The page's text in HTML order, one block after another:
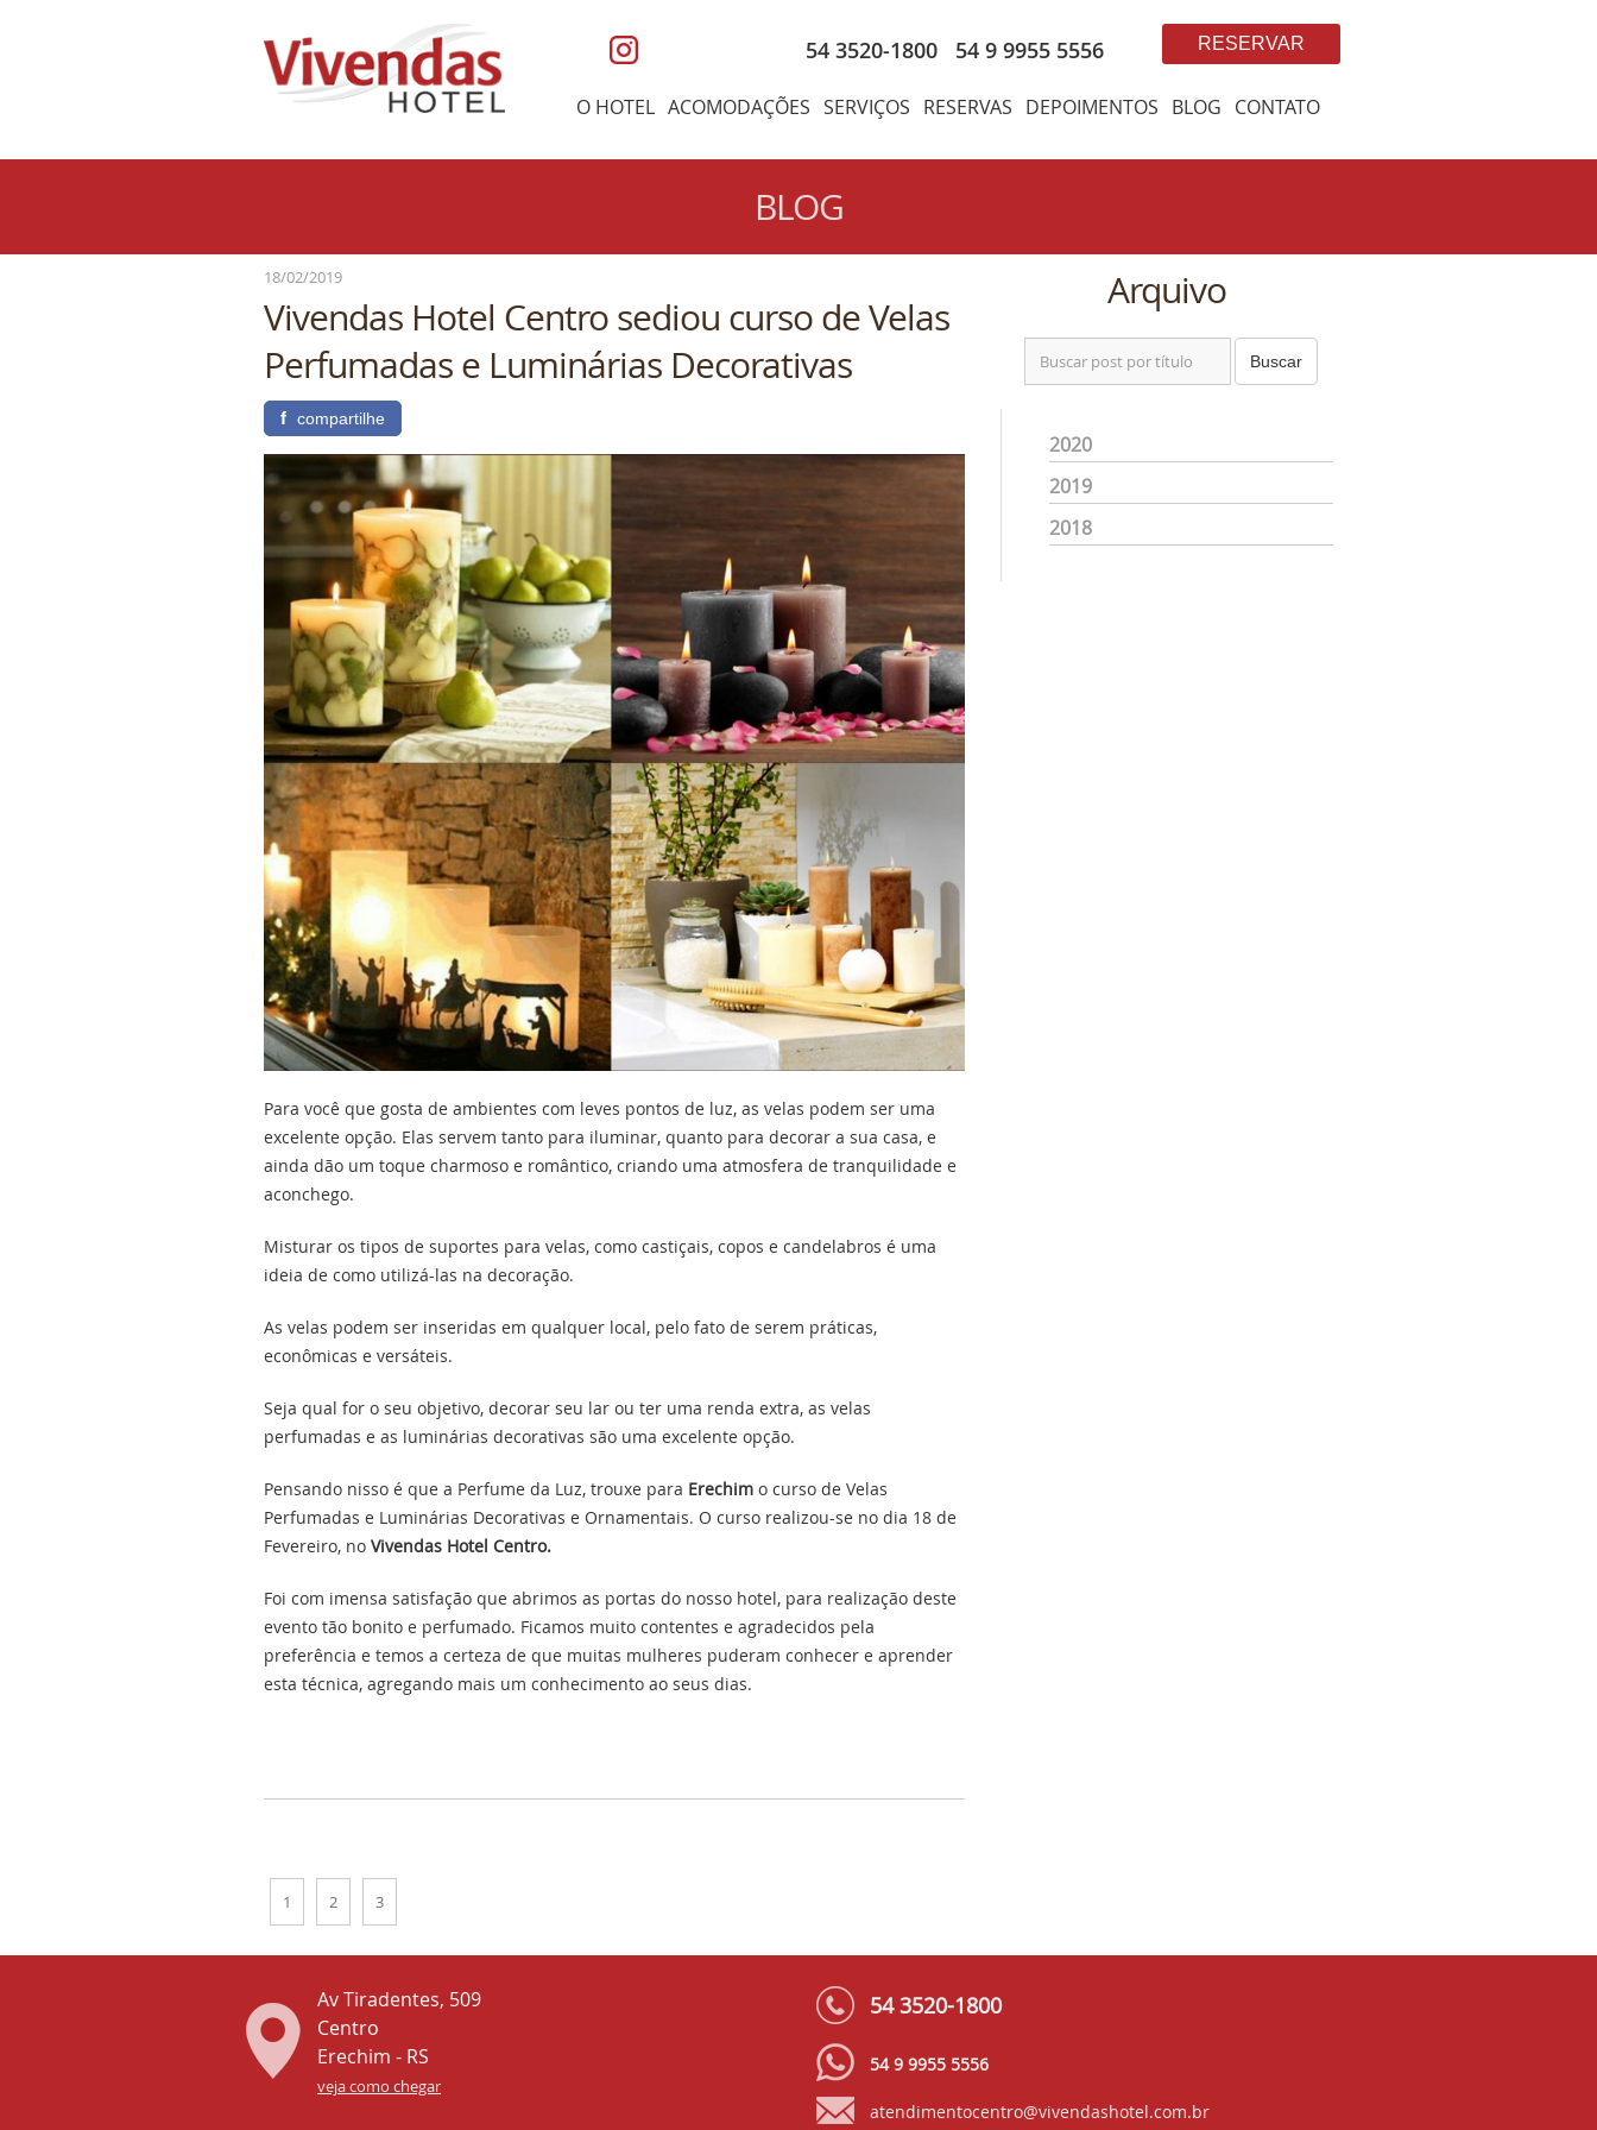
54 3520-1800 54 9 9955 5556 RESERVAR
O HOTEL ACOMODAÇÕES SERVIÇOS RESERVAS DEPOIMENTOS BLOG CONTATO
BLOG
18/02/2019
Vivendas Hotel Centro sediou curso de Velas
Perfumadas e Luminárias Decorativas
f compartilhe
Para você que gosta de ambientes com leves pontos de luz, as velas podem ser uma
excelente opção. Elas servem tanto para iluminar, quanto para decorar a sua casa, e
ainda dão um toque charmoso e romântico, criando uma atmosfera de tranquilidade e
aconchego.
Misturar os tipos de suportes para velas, como castiçais, copos e candelabros é uma
ideia de como utilizá-las na decoração.
As velas podem ser inseridas em qualquer local, pelo fato de serem práticas,
econômicas e versáteis.
Seja qual for o seu objetivo, decorar seu lar ou ter uma renda extra, as velas
perfumadas e as luminárias decorativas são uma excelente opção.
Pensando nisso é que a Perfume da Luz, trouxe para Erechim o curso de Velas
Perfumadas e Luminárias Decorativas e Ornamentais. O curso realizou-se no dia 18 de
Fevereiro, no Vivendas Hotel Centro.
Foi com imensa satisfação que abrimos as portas do nosso hotel, para realização deste
evento tão bonito e perfumado. Ficamos muito contentes e agradecidos pela
preferência e temos a certeza de que muitas mulheres puderam conhecer e aprender
esta técnica, agregando mais um conhecimento ao seus dias.
1 2 3
Arquivo
Buscar
2020
2019
2018
Av Tiradentes, 509
Centro
Erechim - RS
veja como chegar
54 3520-1800
54 9 9955 5556
atendimentocentro@vivendashotel.com.br